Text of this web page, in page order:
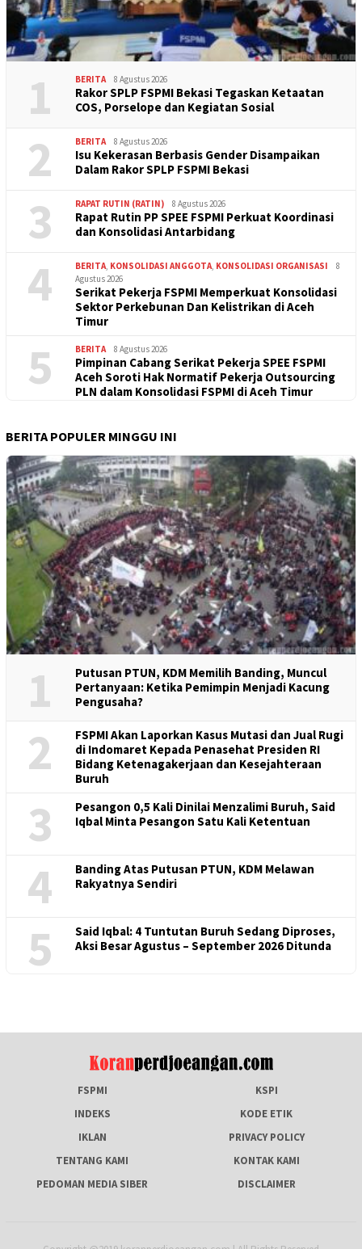
1 BERITA 8 Agustus 2026
Rakor SPLP FSPMI Bekasi Tegaskan Ketaatan
COS, Porselope dan Kegiatan Sosial
2 BERITA 8 Agustus 2026
Isu Kekerasan Berbasis Gender Disampaikan
Dalam Rakor SPLP FSPMI Bekasi
3 RAPAT RUTIN (RATIN) 8 Agustus 2026
Rapat Rutin PP SPEE FSPMI Perkuat Koordinasi
dan Konsolidasi Antarbidang
4 BERITA KONSOLIDASI ANGGOTA KONSOLIDASI ORGANISASI
8
Agustus 2026
Serikat Pekerja FSPMI Memperkuat Konsolidasi
Sektor Perkebunan Dan Kelistrikan di Aceh
Timur
5 BERITA 8 Agustus 2026
Pimpinan Cabang Serikat Pekerja SPEE FSPMI
Aceh Soroti Hak Normatif Pekerja Outsourcing
PLN dalam Konsolidasi FSPMI di Aceh Timur
BERITA POPULER MINGGU INI
1
Putusan PTUN, KDM Memilih Banding, Muncul
Pertanyaan: Ketika Pemimpin Menjadi Kacung
Pengusaha?
2
FSPMI Akan Laporkan Kasus Mutasi dan Jual Rugi
di Indomaret Kepada Penasehat Presiden RI
Bidang Ketenagakerjaan dan Kesejahteraan
Buruh
3
Pesangon 0,5 Kali Dinilai Menzalimi Buruh, Said
Iqbal Minta Pesangon Satu Kali Ketentuan
4
Banding Atas Putusan PTUN, KDM Melawan
Rakyatnya Sendiri
5
Said Iqbal: 4 Tuntutan Buruh Sedang Diproses,
Aksi Besar Agustus – September 2026 Ditunda
FSPMI
KSPI
INDEKS
KODE ETIK
IKLAN
PRIVACY POLICY
TENTANG KAMI
KONTAK KAMI
PEDOMAN MEDIA SIBER
DISCLAIMER